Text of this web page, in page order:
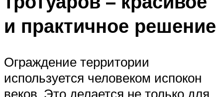
и практичное решение
Ограждение территории
используется человеком испокон
веков. Это делается не только для